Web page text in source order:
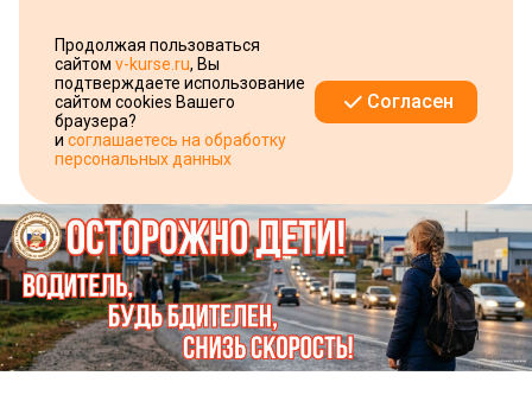
Продолжая пользоваться
сайтом v-kurse.ru, Вы
подтверждаете использование
сайтом cookies Вашего
браузера?
и соглашаетесь на обработку
персональных данных
Согласен